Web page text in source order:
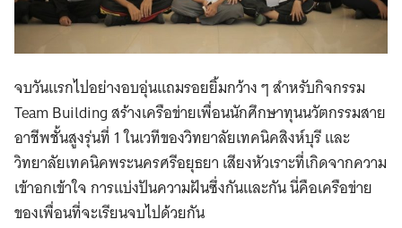
จบวันแรกไปอย่างอบอุ่นแถมรอยยิ้มกว้าง ๆ สำหรับกิจกรรม
Team Building สร้างเครือข่ายเพื่อนนักศึกษาทุนนวัตกรรมสาย
อาชีพชั้นสูงรุ่นที่ 1 ในเวทีของวิทยาลัยเทคนิคสิงห์บุรี และ
วิทยาลัยเทคนิคพระนครศรีอยุธยา เสียงหัวเราะที่เกิดจากความ
เข้าอกเข้าใจ การแบ่งปันความฝันซึ่งกันและกัน นี่คือเครือข่าย
ของเพื่อนที่จะเรียนจบไปด้วยกัน